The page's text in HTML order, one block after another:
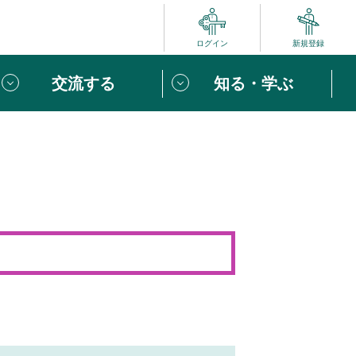
ログイン 新規登録
めての方へ
けたい６つのこと
交流する 知る・学ぶ
ュー
の一歩